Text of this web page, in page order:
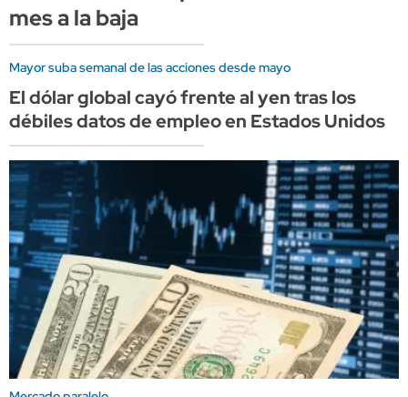
mes a la baja
Mayor suba semanal de las acciones desde mayo
El dólar global cayó frente al yen tras los
débiles datos de empleo en Estados Unidos